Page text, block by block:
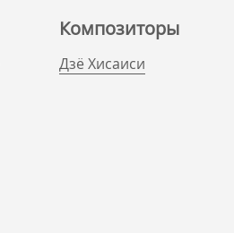
Композиторы
Дзё Хисаиси